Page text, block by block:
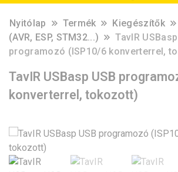
Nyitólap Termék Kiegészítők
(AVR, ESP, STM32...)
TavIR
programozó (ISP10/6 konverterrel,
TavIR USBasp USB
konverterrel, tokozott)